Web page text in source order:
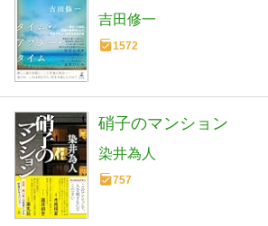
吉田修一
1572
硝子のマンション
染井為人
757